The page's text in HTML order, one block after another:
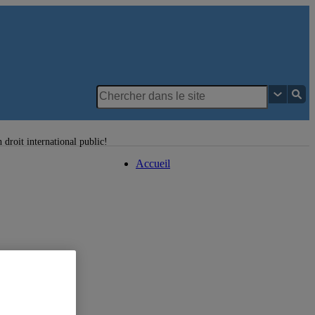
droit international public!
Accueil